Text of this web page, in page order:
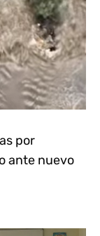
por
ante nuevo